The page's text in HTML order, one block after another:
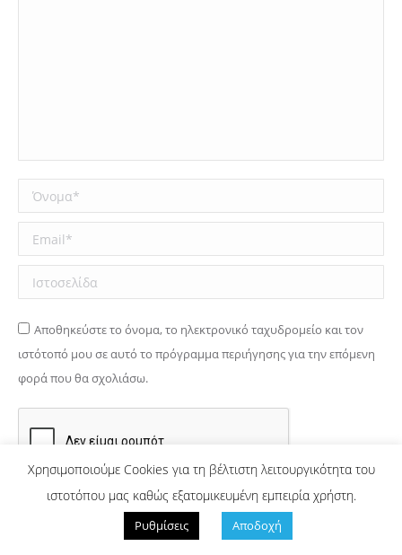
Όνομα *
Email *
Ιστοσελίδα
Αποθηκεύστε το όνομα, το ηλεκτρονικό ταχυδρομείο και τον
ιστότοπό μου σε αυτό το πρόγραμμα περιήγησης για την επόμενη
φορά που θα σχολιάσω.
Υποβολή σχολίου
Χρησιμοποιούμε Cookies για τη βέλτιστη λειτουργικότητα του
ιστοτόπου μας καθώς εξατομικευμένη εμπειρία χρήστη.
Ρυθμίσεις Αποδοχή